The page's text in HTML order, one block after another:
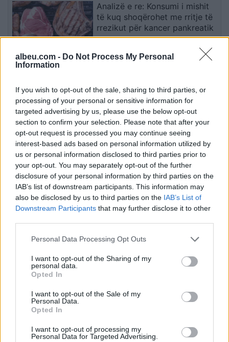
albeu.com - Do Not Process My Personal
Information
If you wish to opt-out of the sale, sharing to third parties, or
processing of your personal or sensitive information for
targeted advertising by us, please use the below opt-out
section to confirm your selection. Please note that after your
opt-out request is processed you may continue seeing
interest-based ads based on personal information utilized by
us or personal information disclosed to third parties prior to
your opt-out. You may separately opt-out of the further
disclosure of your personal information by third parties on the
IAB’s list of downstream participants. This information may
also be disclosed by us to third parties on the IAB’s List of
Downstream Participants that may further disclose it to other
Personal Data Processing Opt Outs
I want to opt-out of the Sharing of my
personal data.
Opted In
I want to opt-out of the Sale of my
Personal Data.
Opted In
I want to opt-out of processing my
Personal Data for Targeted Advertising.
Analizë e re: Konsumi i mishit
të kuq shoqërohet me rritje të
rrezikut për kancer pankreatik
dhe identitete false në testime
të kontrolluara
Esim for Global
Esim for USA|Esim for Italy| Esim for Spain|Esim